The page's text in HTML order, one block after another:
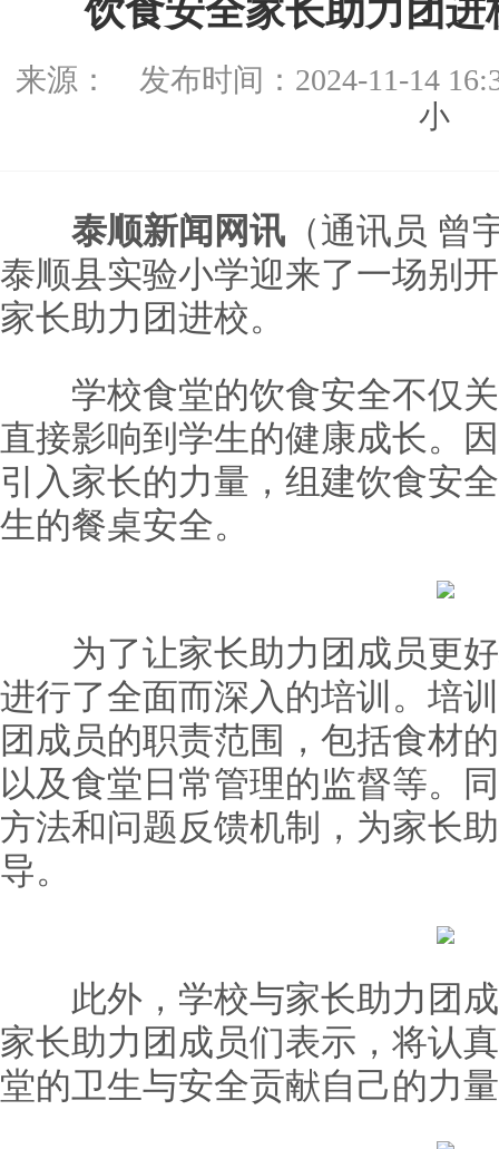
饮食安全家长助力团
来源： 发布时间： 2024-11-14
小
泰顺新闻网讯 （通讯员 曾
泰顺县实验小学迎来了一场别
家长助力团进校。
学校食堂的饮食安全不仅关
直接影响到学生的健康成长。
引入家长的力量，组建饮食安
生的餐桌安全。
为了让家长助力团成员更好
进行了全面而深入的培训。培
团成员的职责范围，包括食材
以及食堂日常管理的监督等。
方法和问题反馈机制，为家长
导。
此外，学校与家长助力团成
家长助力团成员们表示，将认
堂的卫生与安全贡献自己的